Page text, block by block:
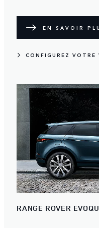
EN SAVOIR
CONFIGUREZ VOTRE
RANGE ROVER